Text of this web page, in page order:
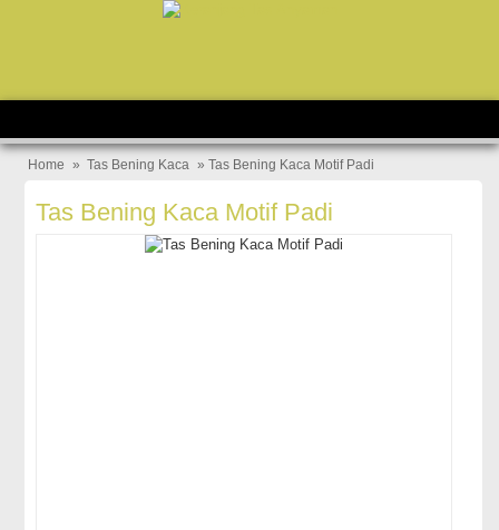
Home » Tas Bening Kaca » Tas Bening Kaca Motif Padi
Tas Bening Kaca Motif Padi